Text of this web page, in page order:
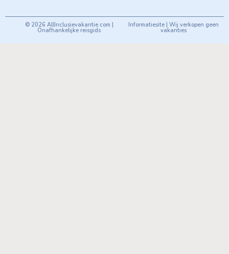
© 2026 AllInclusievakantie.com |
Onafhankelijke reisgids
Informatiesite | Wij verkopen geen
vakanties